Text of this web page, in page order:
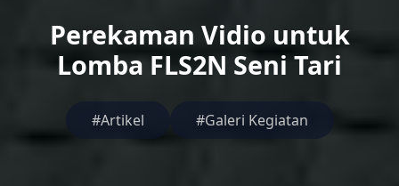
Perekaman Vidio untuk
Lomba FLS2N Seni Tari
#Artikel #Galeri Kegiatan